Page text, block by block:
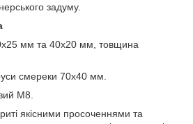
задуму.
мм та 40х20 мм, товщина
смереки 70х40 мм.
М8.
якісними просоченнями та